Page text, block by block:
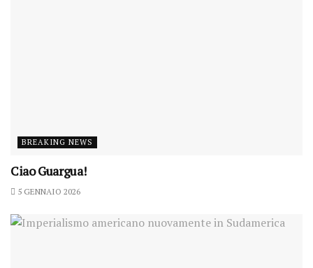
BREAKING NEWS
Ciao Guargua!
5 GENNAIO 2026